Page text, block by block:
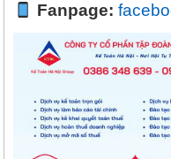
Fanpage: